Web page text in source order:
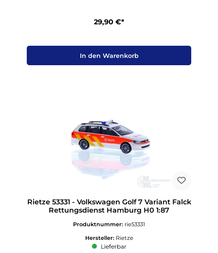
29,90 €*
In den Warenkorb
Rietze 53331 - Volkswagen Golf 7 Variant Falck
Rettungsdienst Hamburg H0 1:87
Produktnummer: rie53331
Hersteller: Rietze
Lieferbar